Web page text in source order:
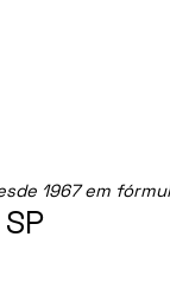
1967 em